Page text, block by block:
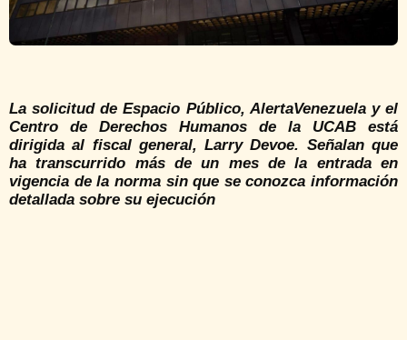
La solicitud de Espacio Público, AlertaVenezuela y el
Centro de Derechos Humanos de la UCAB está
dirigida al fiscal general, Larry Devoe. Señalan que
ha transcurrido más de un mes de la entrada en
vigencia de la norma sin que se conozca información
detallada sobre su ejecución